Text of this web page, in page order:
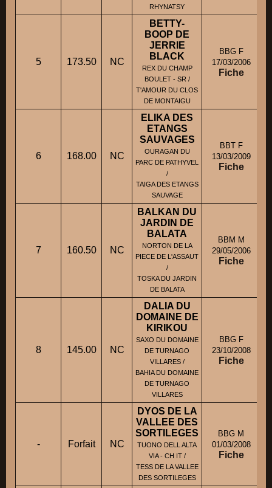
RHYNATSY
5 173.50 NC
BETTY-
BOOP DE
JERRIE
BLACK
REX DU CHAMP
BOULET - SR /
T'AMOUR DU CLOS
DE MONTAIGU
BBG F
17/03/2006
Fiche
6 168.00 NC
ELIKA DES
ETANGS
SAUVAGES
OURAGAN DU
PARC DE PATHYVEL
/
TAIGA DES ETANGS
SAUVAGE
BBT F
13/03/2009
Fiche
7 160.50 NC
BALKAN DU
JARDIN DE
BALATA
NORTON DE LA
PIECE DE L'ASSAUT
/
TOSKA DU JARDIN
DE BALATA
BBM M
29/05/2006
Fiche
8 145.00 NC
DALIA DU
DOMAINE DE
KIRIKOU
SAXO DU DOMAINE
DE TURNAGO
VILLARES /
BAHIA DU DOMAINE
DE TURNAGO
VILLARES
BBG F
23/10/2008
Fiche
- Forfait NC
DYOS DE LA
VALLEE DES
SORTILEGES
TUONO DELL ALTA
VIA - CH IT /
TESS DE LA VALLEE
DES SORTILEGES
BBG M
01/03/2008
Fiche